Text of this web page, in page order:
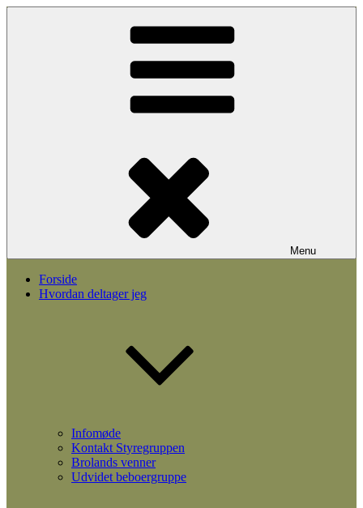
Videre
Menu
Forside
Hvordan deltager jeg
Infomøde
Kontakt Styregruppen
Brolands venner
Udvidet beboergruppe